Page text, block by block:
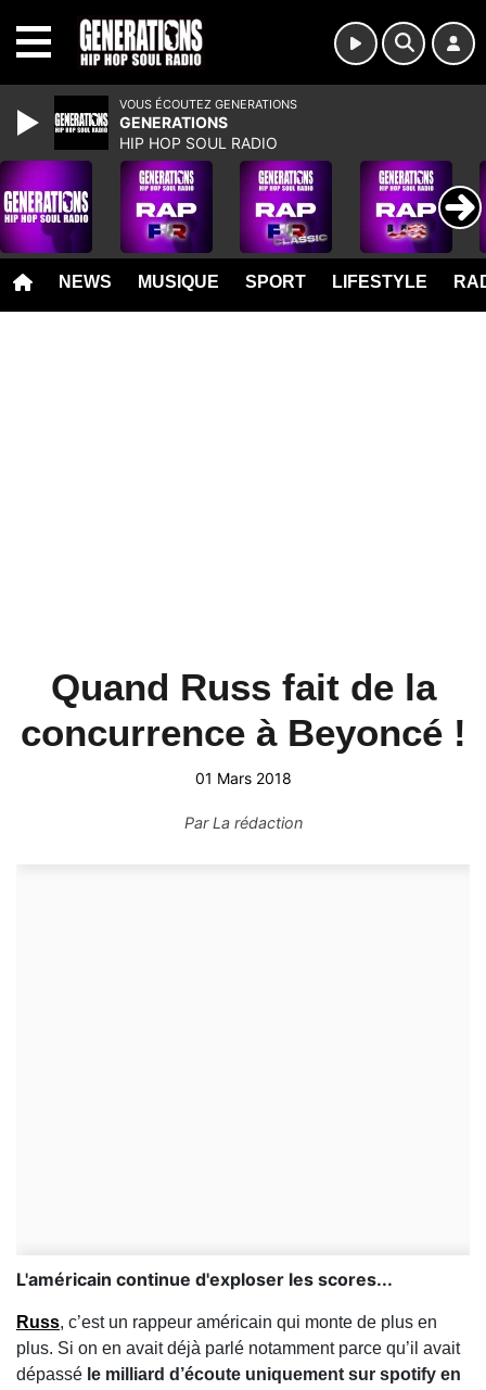
NEWS MUSIQUE SPORT LIFESTYLE
Quand Russ fait de la
concurrence à Beyoncé !
01 Mars 2018
ParLa rédaction
L'américain continue d'exploser les scores...
Russ, c’est un rappeur américain qui monte de plus en
plus. Si on en avait déjà parlé notamment parce qu’il avait
dépassé le milliard d’écoute uniquement sur spotify en
VOUS ÉCOUTEZ GENERATIONS
GENERATIONS
HIP HOP SOUL RADIO